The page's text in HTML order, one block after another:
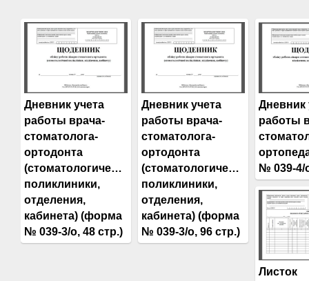
Дневник учета
работы врача-
стоматолога-
ортодонта
(стоматологической
поликлиники,
отделения,
кабинета) (форма
№ 039-3/о, 48 стр.)
Дневник учета
работы врача-
стоматолога-
ортодонта
(стоматологической
поликлиники,
отделения,
кабинета) (форма
№ 039-3/о, 96 стр.)
Дневник
работы
№ 039-4/
Листок